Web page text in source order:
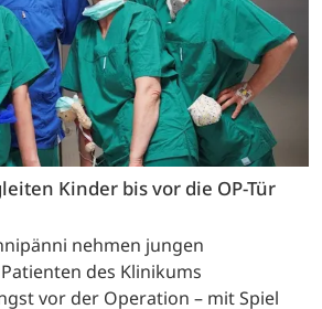
Kinder bis vor die OP-Tür
nehmen jungen
des Klinikums
vor der Operation – mit Spiel